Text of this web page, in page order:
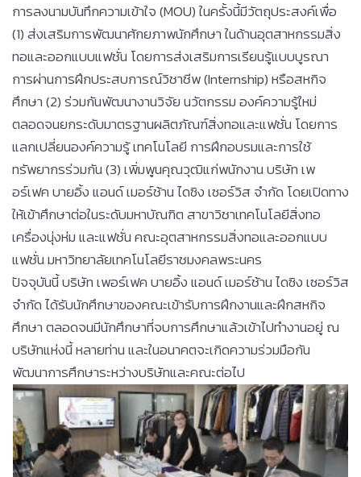
การลงนามบันทึกความเข้าใจ (MOU) ในครั้งนี้มีวัตถุประสงค์เพื่อ
(1) ส่งเสริมการพัฒนาศักยภาพนักศึกษา ในด้านอุตสาหกรรมสิ่ง
ทอและออกแบบแฟชั่น โดยการส่งเสริมการเรียนรู้แบบบูรณา
การผ่านการฝึกประสบการณ์วิชาชีพ (Internship) หรือสหกิจ
ศึกษา (2) ร่วมกันพัฒนางานวิจัย นวัตกรรม องค์ความรู้ใหม่
ตลอดจนยกระดับมาตรฐานผลิตภัณฑ์สิ่งทอและแฟชั่น โดยการ
แลกเปลี่ยนองค์ความรู้ เทคโนโลยี การฝึกอบรมและการใช้
ทรัพยากรร่วมกัน (3) เพิ่มพูนคุณวุฒิแก่พนักงาน บริษัท เพ
อร์เฟค บายอิ้ง แอนด์ เมอร์ช้าน ไดซิง เซอร์วิส จำกัด โดยเปิดทาง
ให้เข้าศึกษาต่อในระดับมหาบัณฑิต สาขาวิชาเทคโนโลยีสิ่งทอ
เครื่องนุ่งห่ม และแฟชั่น คณะอุตสาหกรรมสิ่งทอและออกแบบ
แฟชั่น มหาวิทยาลัยเทคโนโลยีราชมงคลพระนคร
ปัจจุบันนี้ บริษัท เพอร์เฟค บายอิ้ง แอนด์ เมอร์ช้าน ไดซิง เซอร์วิส
จำกัด ได้รับนักศึกษาของคณะเข้ารับการฝึกงานและฝึกสหกิจ
ศึกษา ตลอดจนมีนักศึกษาที่จบการศึกษาแล้วเข้าไปทำงานอยู่ ณ
บริษัทแห่งนี้ หลายท่าน และในอนาคตจะเกิดความร่วมมือกัน
พัฒนาการศึกษาระหว่างบริษัทและคณะต่อไป